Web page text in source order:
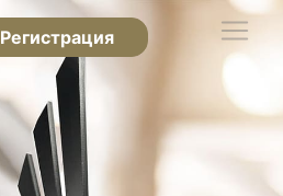
Регистрация